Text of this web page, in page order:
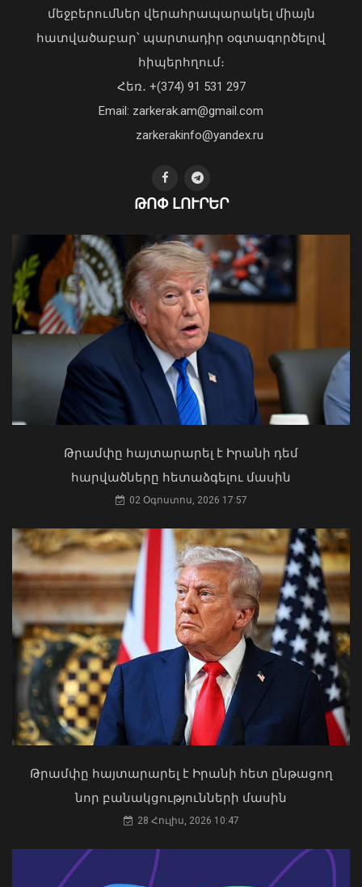
09 Օգոստոս, 2026 11:40
Վթարային ջրանջատում Երևանի
Մալաթիա-Սեբաստիա վարչական
շրջանում
09 Օգոստոս, 2026 11:08
ՆԳՆ-ն հայտնել է՝ 6 ամսում քանի
արձանագրություն է կազմվել
տրանսպորտային միջոցը ոչ սթափ
վարելու համար
09 Օգոստոս, 2026 10:41
դեմ ծանր պայքարում»․ կյանքից
հեռացել է Արսեն Ասլանյանը
04 Օգոստոս, 2026 19:12
Կաթողիկոսը պետք է օրենքի առաջ
կանգնի, եթե հանցանք է գործել, կամ
արտաքին ազդեցության գործակալ
դարձել. աստվածաբան
07 Օգոստոս, 2026 17:03
«Ուժեղ Հայաստան»-ը դեմ է
քվեարկելու ԱԺ նախագահի
պաշտոնում Ռուբեն Ռուբինյանի
03 Օգոստոս, 2026 13:13
մեջբերումներ վերահրապարակել միայն
հատվածաբար՝ պարտադիր օգտագործելով
հիպերհղում։
Հեռ․ +(374) 91 531 297
Email: zarkerak.am@gmail.com
zarkerakinfo@yandex.ru
ԹՈՓ ԼՈՒՐԵՐ
Թրամփը հայտարարել է Իրանի դեմ
հարվածները հետաձգելու մասին
02 Օգոստոս, 2026 17:57
Թրամփը հայտարարել է Իրանի հետ ընթացող
նոր բանակցությունների մասին
28 Հուլիս, 2026 10:47